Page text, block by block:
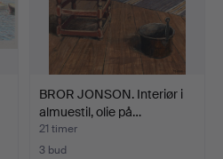
BROR JONSON. Interiør i
almuestil, olie på…
21 timer
3 bud